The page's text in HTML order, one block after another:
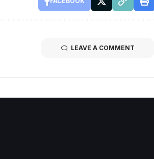
LEAVE A COMMENT